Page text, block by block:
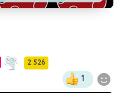
2 526
1